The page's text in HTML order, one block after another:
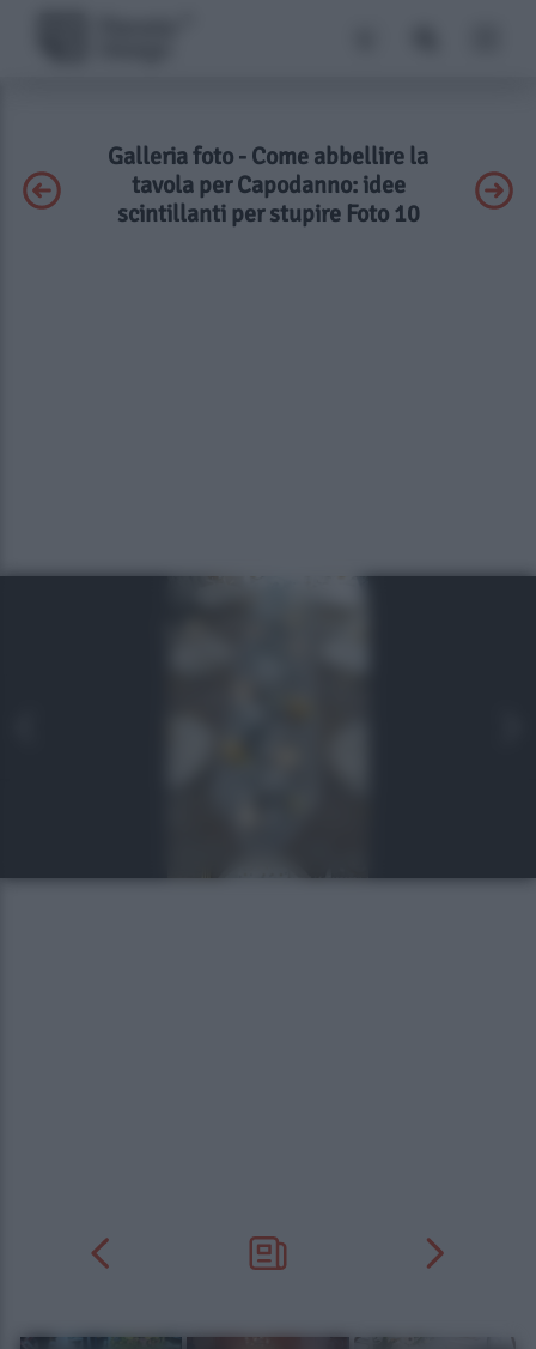
Galleria foto - Come abbellire la
tavola per Capodanno: idee
scintillanti per stupire Foto 10